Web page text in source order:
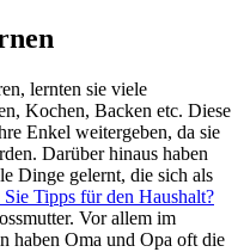
lernten sie viele
Kochen, Backen etc. Diese
Enkel weitergeben, da sie
Darüber hinaus haben
Dinge gelernt, die sich als
Tipps für den Haushalt?
Vor allem im
haben Oma und Opa oft die